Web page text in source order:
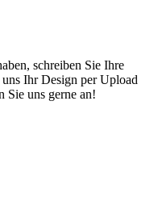
schreiben Sie Ihre
Ihr Design per Upload
Sie uns gerne an!